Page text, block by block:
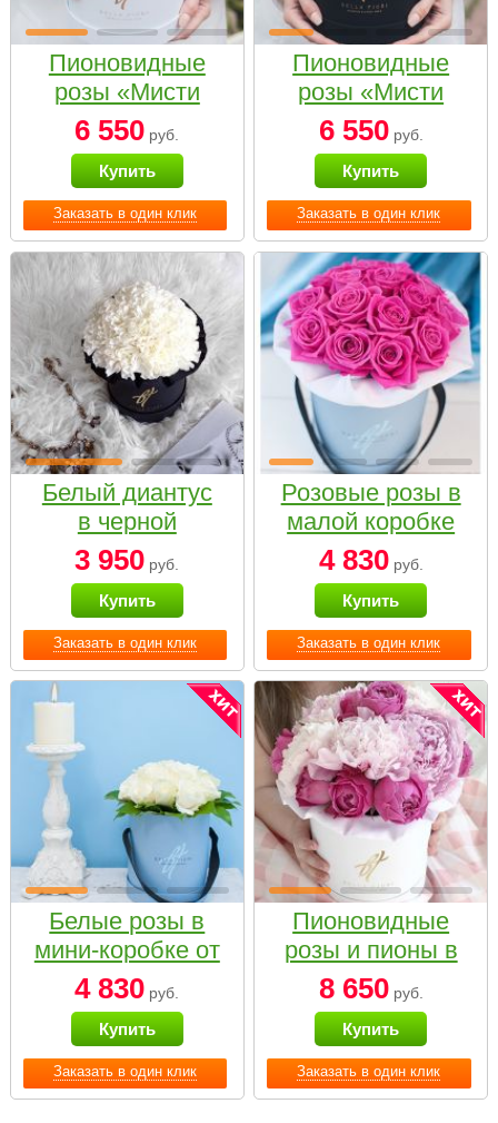
Заказать в один клик
Пионовидные
розы «Мисти
бабблс» в белой
коробке Small
6 550 руб.
Купить
Заказать в один клик
Пионовидные
розы «Мисти
бабблс» в
черной коробке
Small
6 550руб.
Купить
Заказать в один клик
Белый диантус
в черной
коробке Small
3 950 руб.
Купить
Заказать в один клик
Розовые розы в
малой коробке
4 830руб.
Купить
Заказать в один клик
Белые розы в
мини-коробке от
Bella Fiori
4 830 руб.
Купить
Заказать в один клик
Пионовидные
розы и пионы в
белой коробке
Small
8 650руб.
Купить